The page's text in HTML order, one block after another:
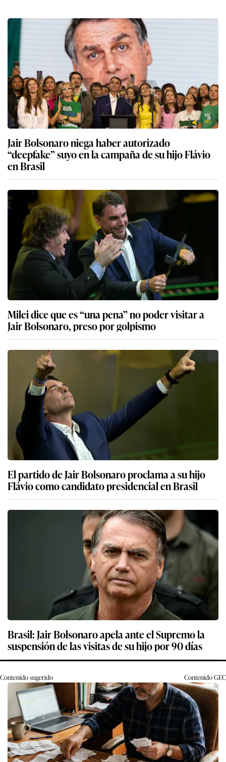
Jair Bolsonaro niega haber autorizado
“deepfake” suyo en la campaña de su hijo Flávio
en Brasil
Milei dice que es “una pena” no poder visitar a
Jair Bolsonaro, preso por golpismo
El partido de Jair Bolsonaro proclama a su hijo
Flávio como candidato presidencial en Brasil
Brasil: Jair Bolsonaro apela ante el Supremo la
suspensión de las visitas de su hijo por 90 días
Contenido sugerido ContenidoGEC